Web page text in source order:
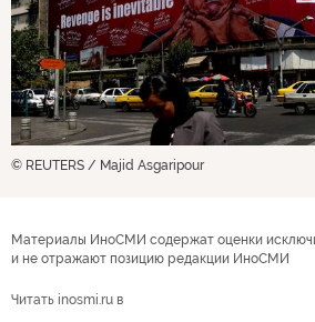
© REUTERS / Majid Asgaripour
Материалы ИноСМИ содержат оценки
и не отражают позицию редакции ИноСМИ
Читать inosmi.ru в